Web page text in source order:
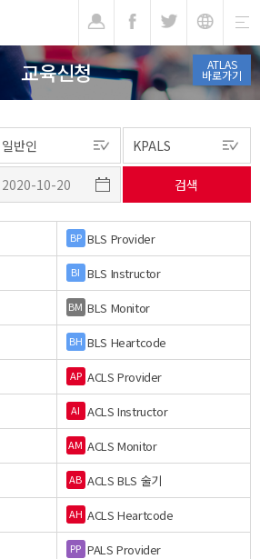
ATLAS
바로가기
교육신청
BP BLS Provider
BI BLS Instructor
BM BLS Monitor
BH BLS Heartcode
AP ACLS Provider
AI ACLS Instructor
AM ACLS Monitor
AB ACLS BLS 술기
AH ACLS Heartcode
PP PALS Provider